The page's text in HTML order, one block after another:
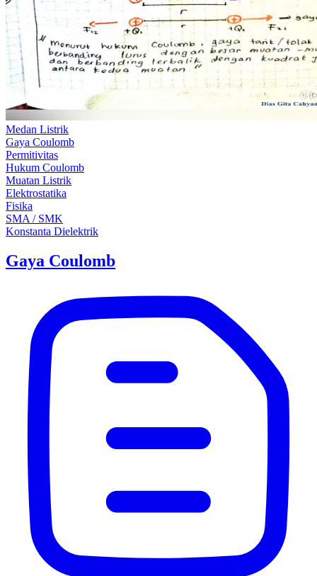
Medan Listrik
Gaya Coulomb
Permitivitas
Hukum Coulomb
Muatan Listrik
Elektrostatika
Fisika
SMA / SMK
Konstanta Dielektrik
Gaya Coulomb